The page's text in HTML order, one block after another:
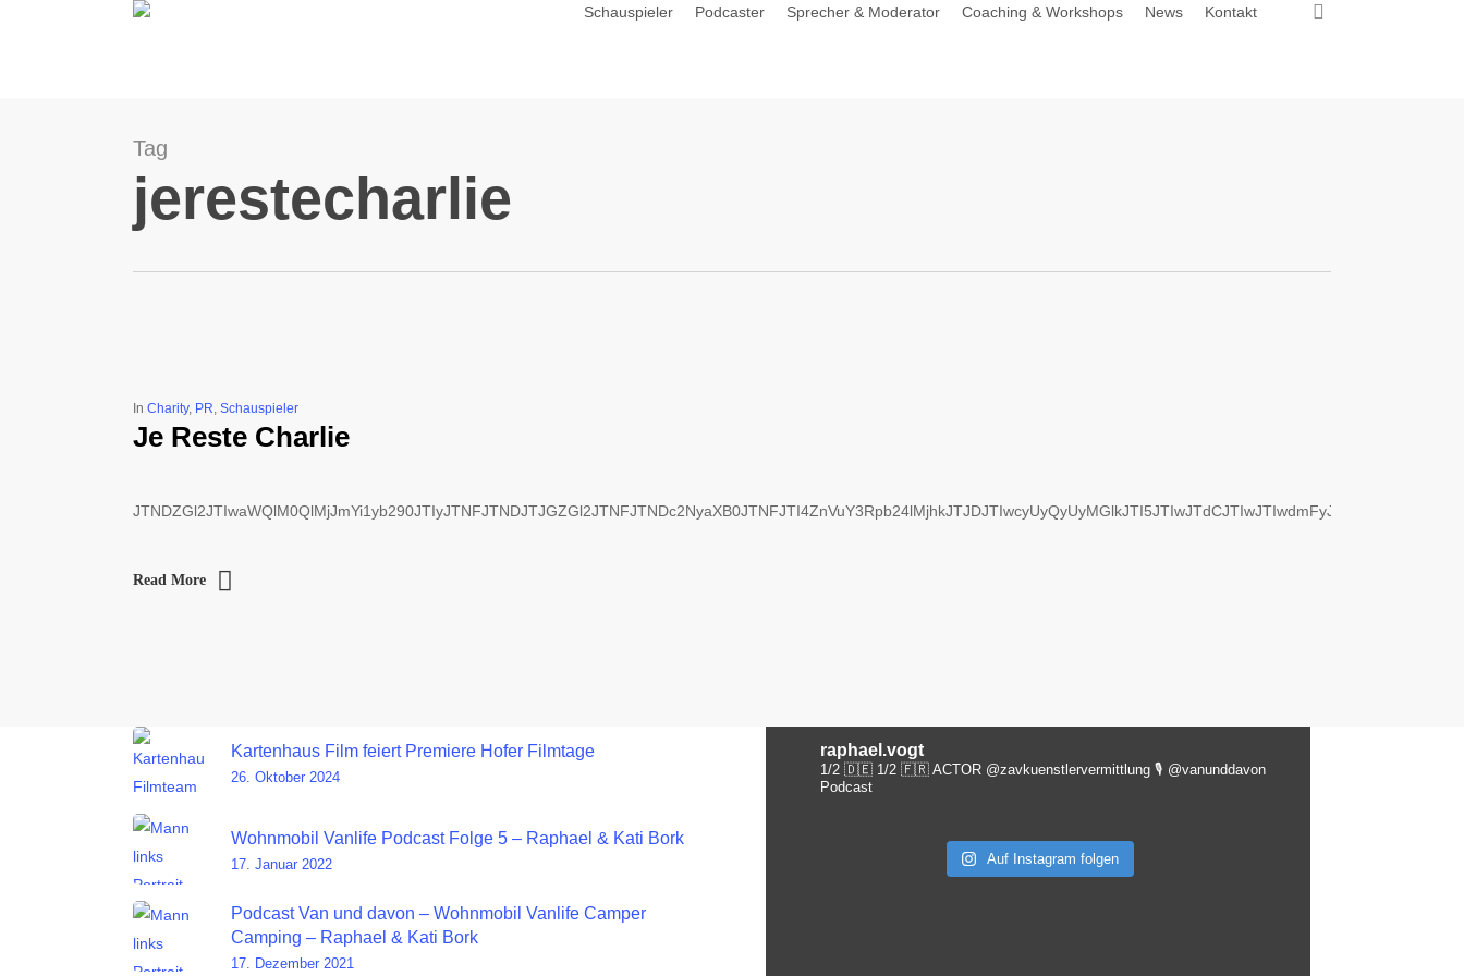
Schauspieler Podcaster Sprecher & Moderator Coaching & Workshops News Kontakt
Tag
jerestecharlie
In Charity, PR, Schauspieler
Je Reste Charlie
Read More
Kartenhaus Film feiert Premiere Hofer Filmtage
26. Oktober 2024
Wohnmobil Vanlife Podcast Folge 5 – Raphael & Kati Bork
17. Januar 2022
Podcast Van und davon – Wohnmobil Vanlife Camper
Camping – Raphael & Kati Bork
17. Dezember 2021
raphael.vogt
1/2 🇩🇪 1/2 🇫🇷 ACTOR @zavkuenstlervermittlung 🎙️ @vanunddavon
Podcast
Auf Instagram folgen